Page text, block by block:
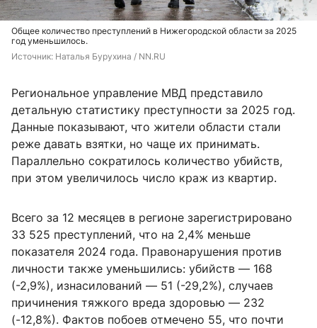
Общее количество преступлений в Нижегородской области за 2025
год уменьшилось.
Источник: Наталья Бурухина / NN.RU
Региональное управление МВД представило
детальную статистику преступности за 2025 год.
Данные показывают, что жители области стали
реже давать взятки, но чаще их принимать.
Параллельно сократилось количество убийств,
при этом увеличилось число краж из квартир.
Всего за 12 месяцев в регионе зарегистрировано
33 525 преступлений, что на 2,4% меньше
показателя 2024 года. Правонарушения против
личности также уменьшились: убийств — 168
(-2,9%), изнасилований — 51 (-29,2%), случаев
причинения тяжкого вреда здоровью — 232
(-12,8%). Фактов побоев отмечено 55, что почти